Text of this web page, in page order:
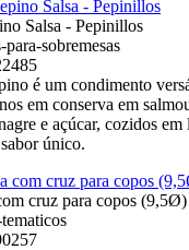
Salsa - Pepinillos
sobremesas
é um condimento
em conserva em
e açúcar, cozidos
único.
cruz para copos